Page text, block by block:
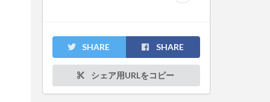
SHARE SHARE
シェア用URLをコピー